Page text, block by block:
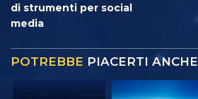
di strumenti per social
media
POTREBBE PIACERTI ANCHE